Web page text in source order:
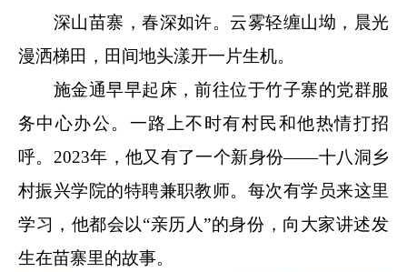
深山苗寨，春深如许。云雾轻缠山坳，晨光
漫洒梯田，田间地头漾开一片生机。
施金通早早起床，前往位于竹子寨的党群服
务中心办公。一路上不时有村民和他热情打招
呼。2023年，他又有了一个新身份——十八洞乡
村振兴学院的特聘兼职教师。每次有学员来这里
学习，他都会以“亲历人”的身份，向大家讲述发
生在苗寨里的故事。